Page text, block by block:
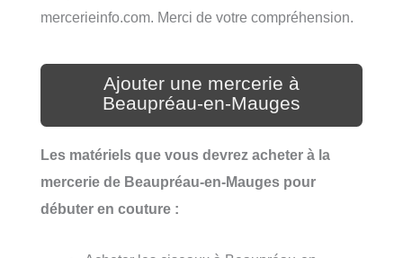
mercerieinfo.com. Merci de votre compréhension.
Ajouter une mercerie à
Beaupréau-en-Mauges
Les matériels que vous devrez acheter à la
mercerie de Beaupréau-en-Mauges pour
débuter en couture :